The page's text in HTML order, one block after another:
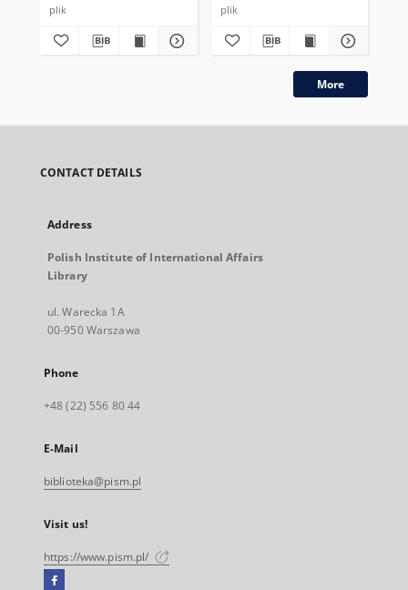
plik plik
More
CONTACT DETAILS
Address
Polish Institute of International Affairs
Library
ul. Warecka 1A
00-950 Warszawa
Phone
+48 (22) 556 80 44
E-Mail
biblioteka@pism.pl
Visit us!
https://www.pism.pl/
Facebook